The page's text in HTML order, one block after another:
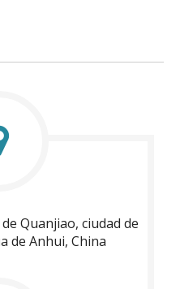
Quanjiao, ciudad de
de Anhui, China